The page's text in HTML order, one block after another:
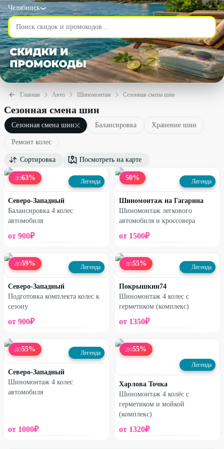
Челябинск
Главная Авто Шиномонтаж Сезонная смена шин
Сезонная смена шин
Сезонная смена шин Балансировка Хранение шин
Ремонт колес
Сортировка Посмотреть на карте
ДО63% Легенда
Северо-Западный
Балансировка 4 колес
автомобиля
от 900₽
50% Легенда
Шиномонтаж на Гагарина
Шиномонтаж легкового
автомобиля и кроссовера
от 1500₽
ДО59% Легенда
Северо-Западный
Подготовка комплекта колес к
сезону
от 900₽
ДО55% Легенда
Покрышкин74
Шиномонтаж 4 колес с
герметиком (комплекс)
от 1350₽
ДО55% Легенда
Северо-Западный
Шиномонтаж 4 колес
автомобиля
от 1000₽
ДО55%
Легенда
Харлова Точка
Шиномонтаж 4 колёс с
герметиком и мойкой
(комплекс)
от 1320₽